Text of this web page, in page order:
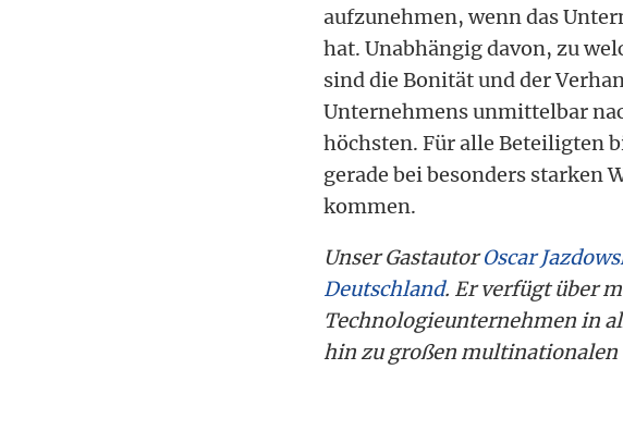
aufzunehmen, wenn das
hat. Unabhängig davon, zu
sind die Bonität und der
Unternehmens unmittelbar
höchsten. Für alle Beteiligten
gerade bei besonders starken
kommen.
Unser GastautorOscar
Deutschland. Er verfügt über
Technologieunternehmen in
hin zu großen multinationalen